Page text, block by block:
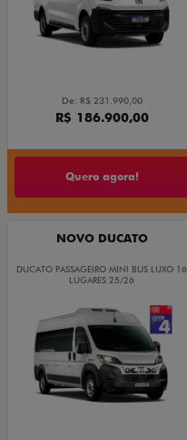
De: R$ 231.990,00
R$ 186.900,00
Quero agora!
NOVO DUCATO
DUCATO PASSAGEIRO MINI BUS LUXO 16
LUGARES 25/26